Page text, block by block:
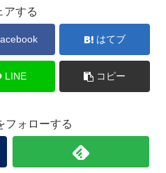
アする
はてブ
LINE コピー
フォローする